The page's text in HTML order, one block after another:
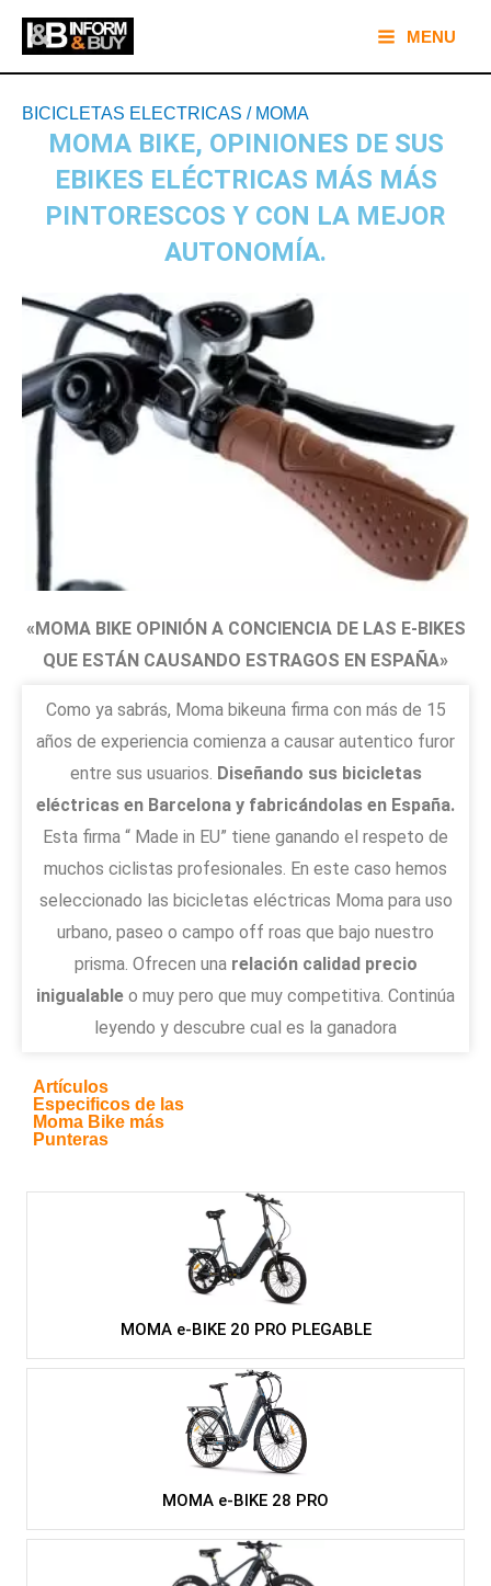
contenido
Main
Menu
MENU
BICICLETAS ELECTRICAS / MOMA
MOMA BIKE, OPINIONES DE SUS
EBIKES ELÉCTRICAS MÁS MÁS
PINTORESCOS Y CON LA MEJOR
AUTONOMÍA.
Como ya sabrás, Moma bikeuna firma con más de 15
años de experiencia comienza a causar autentico furor
entre sus usuarios. Diseñando sus bicicletas
eléctricas en Barcelona y fabricándolas en España.
Esta firma “ Made in EU” tiene ganando el respeto de
muchos ciclistas profesionales. En este caso hemos
seleccionado las bicicletas eléctricas Moma para uso
urbano, paseo o campo off roas que bajo nuestro
prisma. Ofrecen una relación calidad precio
inigualable o muy pero que muy competitiva. Continúa
leyendo y descubre cual es la ganadora
«MOMA BIKE OPINIÓN A CONCIENCIA DE LAS E-BIKES
QUE ESTÁN CAUSANDO ESTRAGOS EN ESPAÑA»
Artículos
Especificos de las
Moma Bike más
Punteras
MOMA e-BIKE 20 PRO PLEGABLE
MOMA e-BIKE 28 PRO
de
entradas